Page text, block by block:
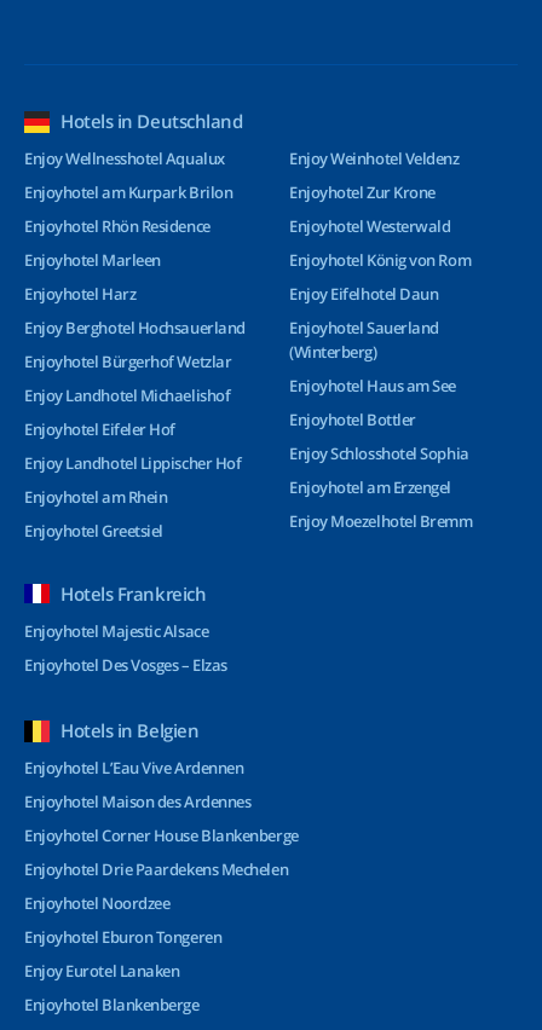
Hotels in Deutschland
Enjoy Wellnesshotel Aqualux
Enjoyhotel am Kurpark Brilon
Enjoyhotel Rhön Residence
Enjoyhotel Marleen
Enjoyhotel Harz
Enjoy Berghotel Hochsauerland
Enjoyhotel Bürgerhof Wetzlar
Enjoy Landhotel Michaelishof
Enjoyhotel Eifeler Hof
Enjoy Landhotel Lippischer Hof
Enjoyhotel am Rhein
Enjoyhotel Greetsiel
Enjoy Weinhotel Veldenz
Enjoyhotel Zur Krone
Enjoyhotel Westerwald
Enjoyhotel König von Rom
Enjoy Eifelhotel Daun
Enjoyhotel Sauerland
(Winterberg)
Enjoyhotel Haus am See
Enjoyhotel Bottler
Enjoy Schlosshotel Sophia
Enjoyhotel am Erzengel
Enjoy Moezelhotel Bremm
Hotels Frankreich
Enjoyhotel Majestic Alsace
Enjoyhotel Des Vosges – Elzas
Hotels in Belgien
Enjoyhotel L’Eau Vive Ardennen
Enjoyhotel Maison des Ardennes
Enjoyhotel Corner House Blankenberge
Enjoyhotel Drie Paardekens Mechelen
Enjoyhotel Noordzee
Enjoyhotel Eburon Tongeren
Enjoy Eurotel Lanaken
Enjoyhotel Blankenberge